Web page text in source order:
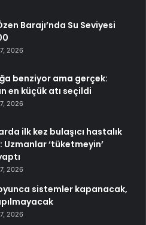
Barajı’nda Su Seviyesi
2026
benziyor ama gerçek:
en küçük atı seçildi
2026
ilk kez bulaşıcı hastalık
Uzmanlar ‘tüketmeyin’
2026
sistemler kapanacak,
2026